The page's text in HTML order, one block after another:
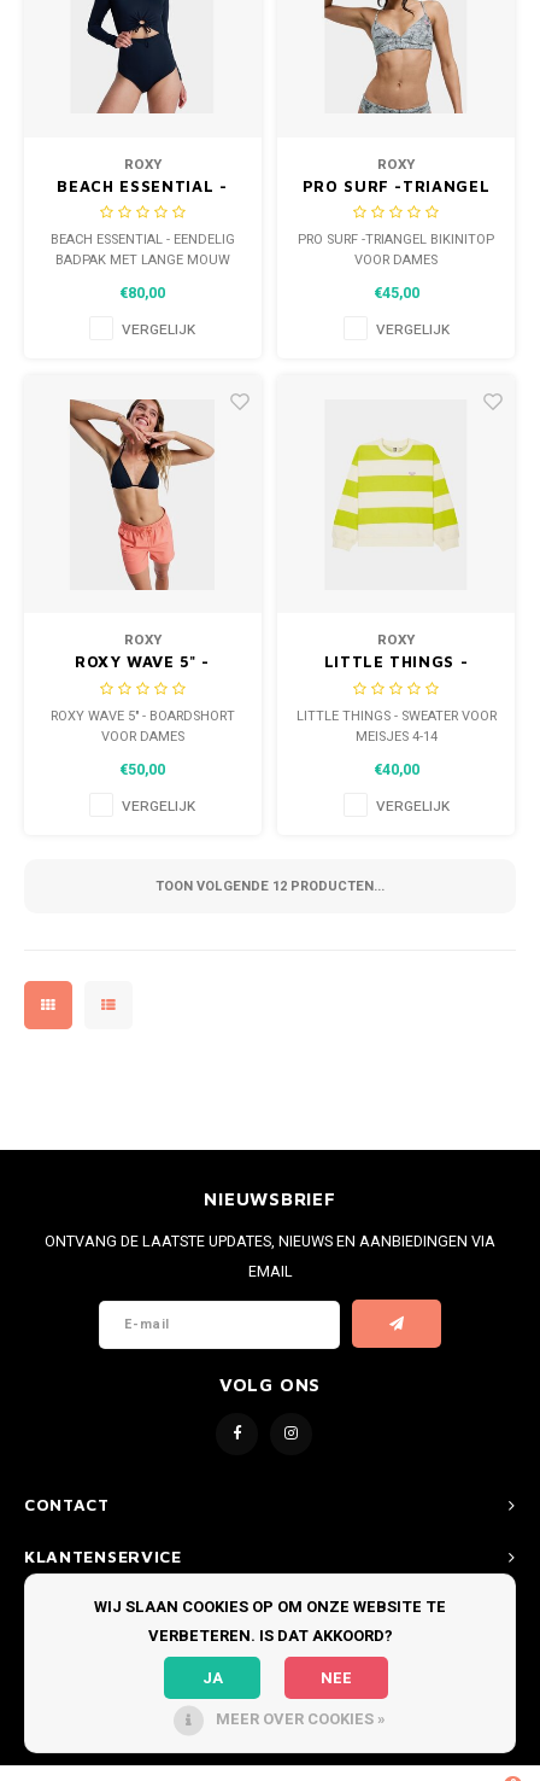
ROXY
BEACH ESSENTIAL -
EENDELIG BADPAK MET
LANGE MOUW VOOR
DAMES
BEACH ESSENTIAL - EENDELIG
BADPAK MET LANGE MOUW
€80,00
VERGELIJK
ROXY
PRO SURF -TRIANGEL
BIKINITOP VOOR
DAMES
PRO SURF -TRIANGEL BIKINITOP
VOOR DAMES
€45,00
VERGELIJK
ROXY
ROXY WAVE 5" -
BOARDSHORT VOOR
DAMES
ROXY WAVE 5" - BOARDSHORT
VOOR DAMES
€50,00
VERGELIJK
ROXY
LITTLE THINGS -
SWEATER VOOR
MEISJES 4-14
LITTLE THINGS - SWEATER VOOR
MEISJES 4-14
€40,00
VERGELIJK
TOON VOLGENDE 12 PRODUCTEN...
CONTACT
NIEUWSBRIEF
ONTVANG DE LAATSTE UPDATES, NIEUWS EN AANBIEDINGEN VIA
EMAIL
VOLG ONS
KLANTENSERVICE
MIJN ACCOUNT
WIJ SLAAN COOKIES OP OM ONZE WEBSITE TE
VERBETEREN. IS DAT AKKOORD?
JA
NEE
MEER OVER COOKIES »